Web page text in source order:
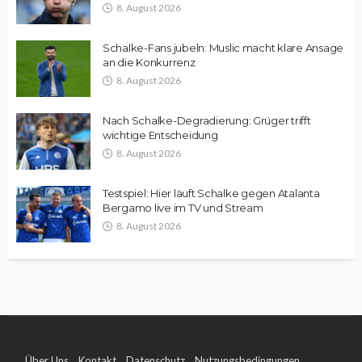
8. August 2026
Schalke-Fans jubeln: Muslic macht klare Ansage
an die Konkurrenz
8. August 2026
Nach Schalke-Degradierung: Grüger trifft
wichtige Entscheidung
8. August 2026
Testspiel: Hier läuft Schalke gegen Atalanta
Bergamo live im TV und Stream
8. August 2026